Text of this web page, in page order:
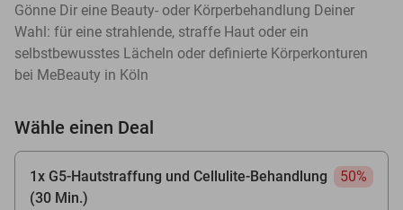
Gönne Dir eine Beauty- oder Körperbehandlung Deiner
Wahl: für eine strahlende, straffe Haut oder ein
selbstbewusstes Lächeln oder definierte Körperkonturen
bei MeBeauty in Köln
Wähle einen Deal
1x G5-Hautstraffung und Cellulite-Behandlung
(30 Min.)
50%